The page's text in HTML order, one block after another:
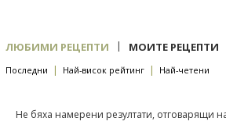
ЛЮБИМИ РЕЦЕПТИ | МОИТЕ РЕЦЕПТИ
Последни | Най-висок рейтинг | Най-четени
Не бяха намерени резултати, отговарящи